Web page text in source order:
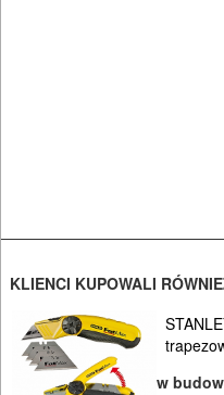
KLIENCI KUPOWALI
w